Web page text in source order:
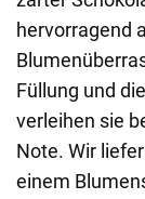
hervorragend
Füllung und
verleihen sie
Note. Wir
einem